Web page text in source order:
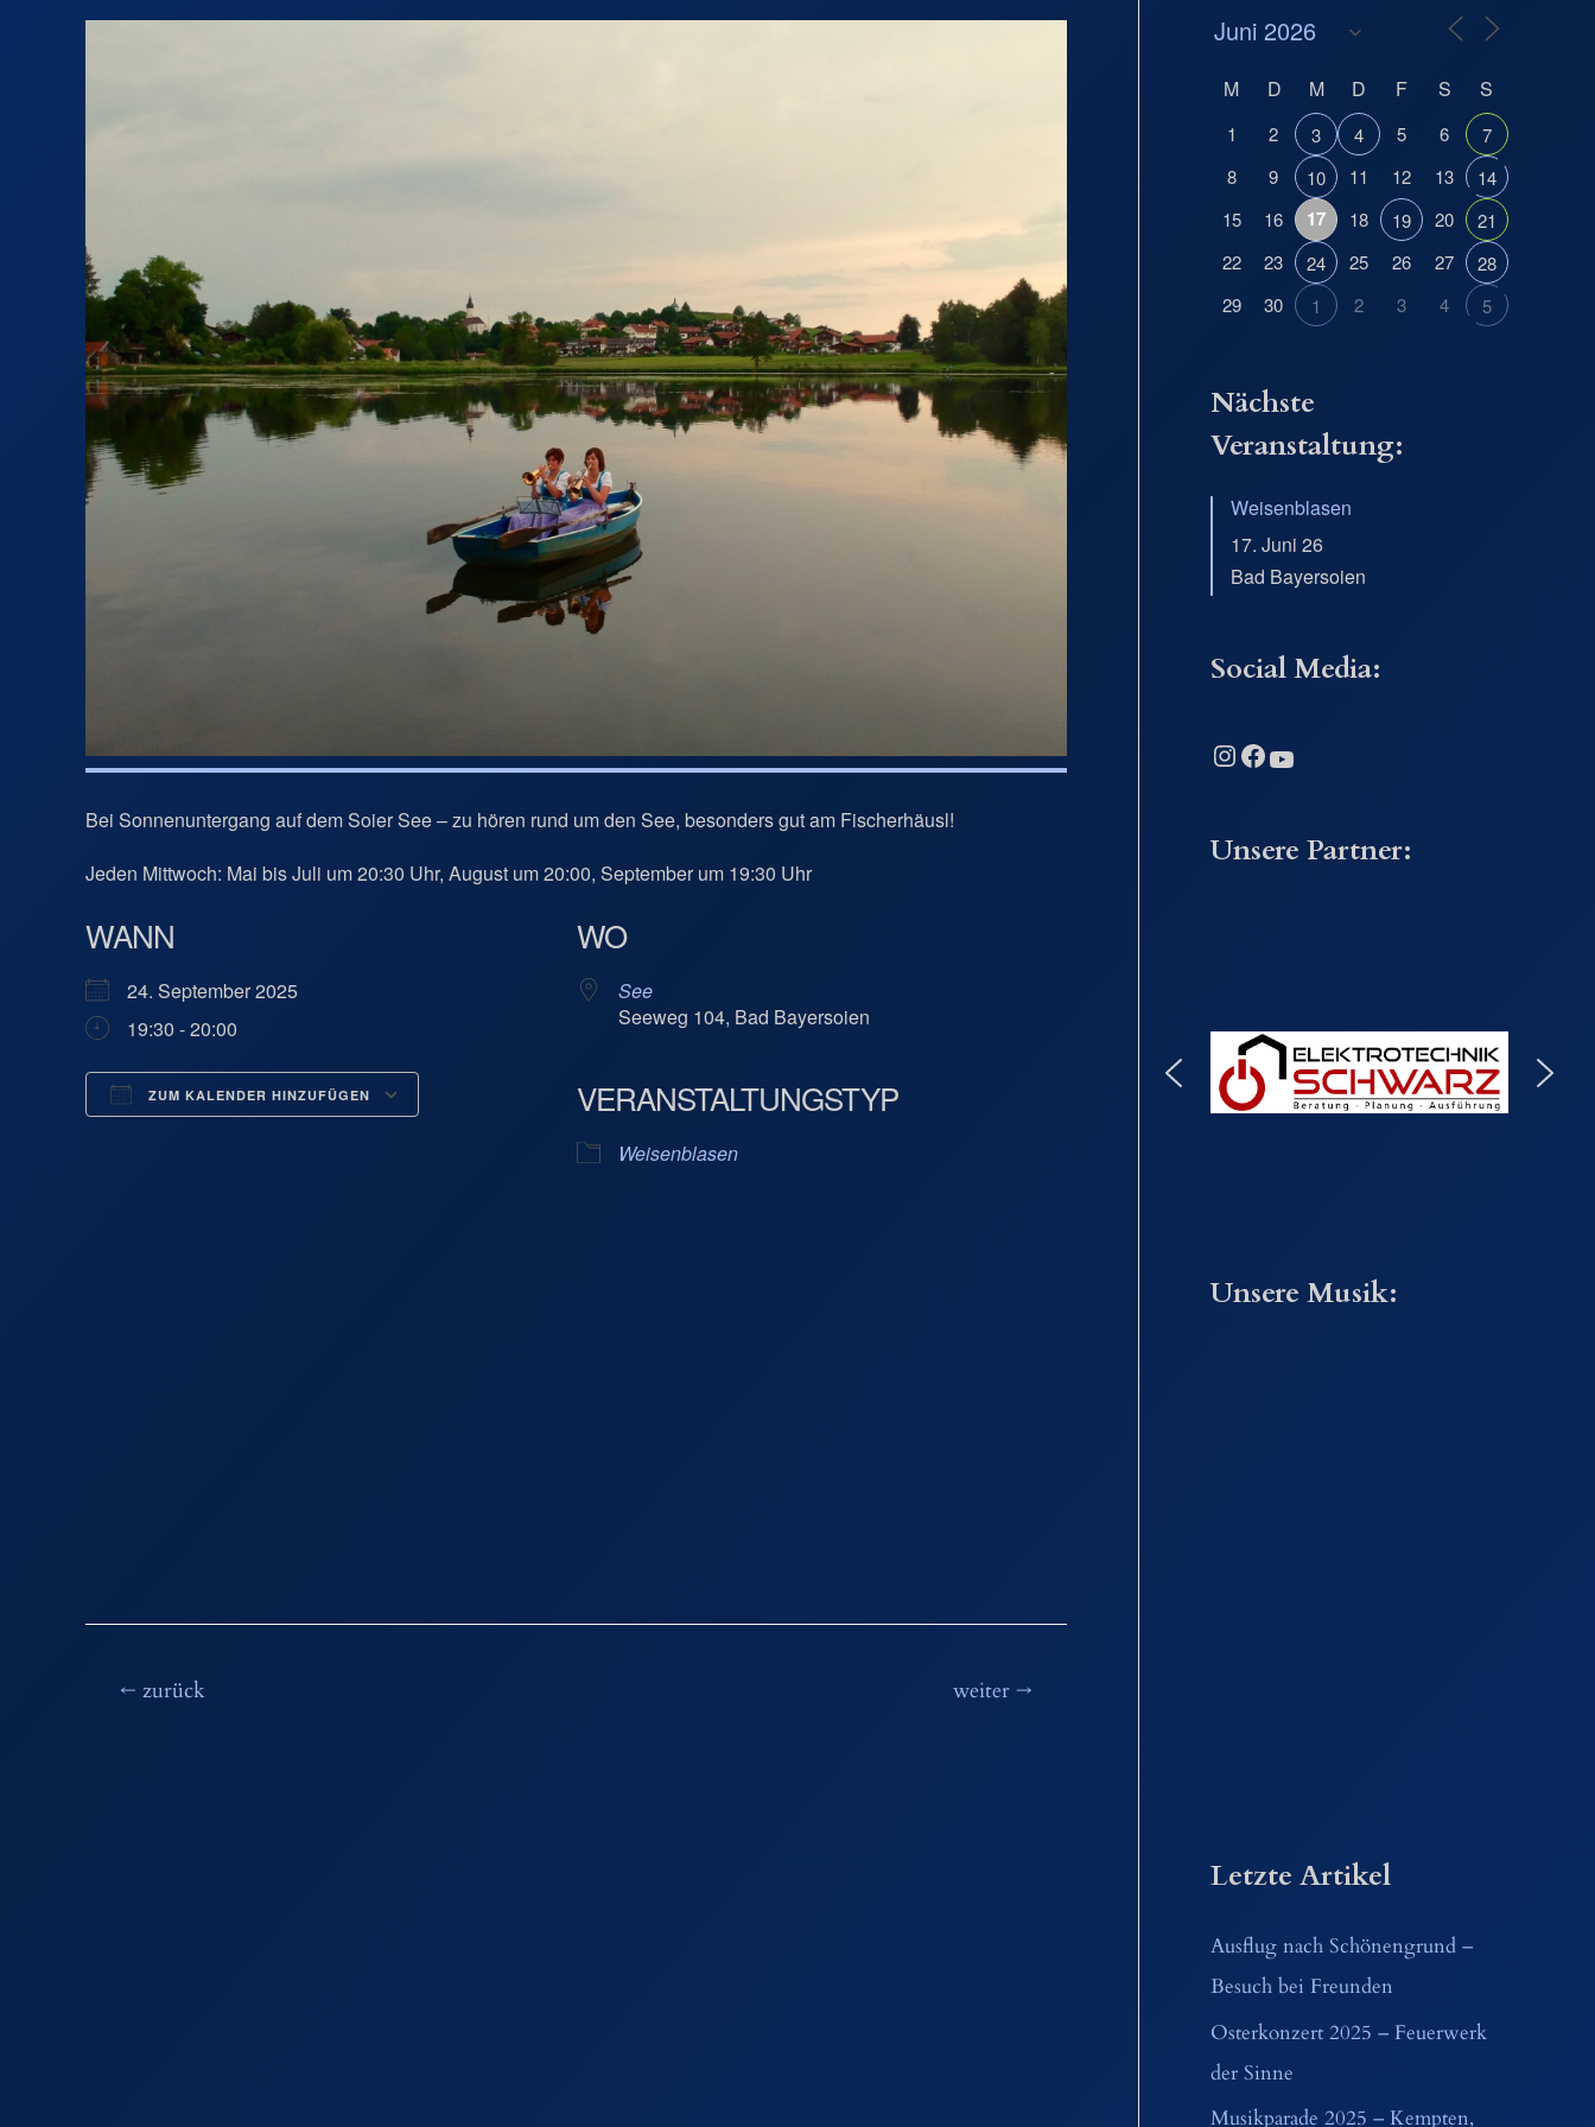
Bei Sonnenuntergang auf dem Soier See – zu hören rund um den See, besonders gut am Fischerhäusl!
Jeden Mittwoch: Mai bis Juli um 20:30 Uhr, August um 20:00, September um 19:30 Uhr
WANN
24. September 2025
19:30 - 20:00
ZUM KALENDER HINZUFÜGEN
Google Kalender
WO
See
Seeweg 104, Bad Bayersoien
VERANSTALTUNGSTYP
Weisenblasen
Beitragsnavigation
← zurück weiter →
M D M D F S S
1 2 3 4 5 6
7
8
9 10 11 12 13
14
15
16 17 18 19 20
21
22
23 24 25 26 27
28
29
30 1 2 3 4 5
Nächste
Veranstaltung:
Weisenblasen
17. Juni 26
Bad Bayersoien
Social Media:
Instagram Facebook YouTube
Unsere Partner:
Unsere Musik:
Letzte Artikel
Ausflug nach Schönengrund –
Besuch bei Freunden
Osterkonzert 2025 – Feuerwerk
der Sinne
Musikparade 2025 – Kempten,